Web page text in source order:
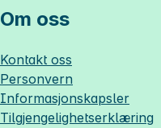
Om oss
Kontakt oss
Personvern
Informasjonskapsler
Tilgjengelighetserklæring